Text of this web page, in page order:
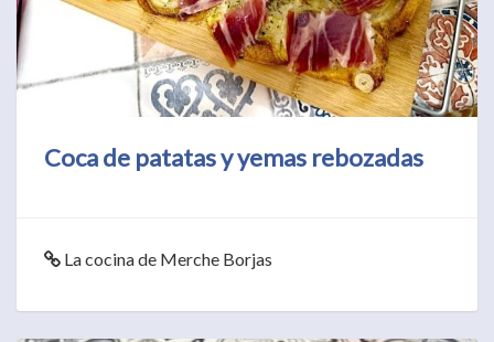
Coca de patatas y yemas rebozadas
La cocina de Merche Borjas